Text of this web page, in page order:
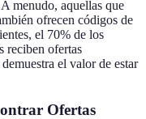
menudo, aquellas que
ofrecen códigos de
el 70% de los
reciben ofertas
el valor de estar
Ofertas